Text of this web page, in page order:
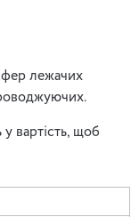
лежачих
вартість, щоб